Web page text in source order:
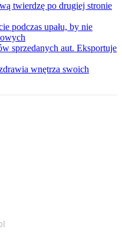
twierdzę po drugiej stronie
podczas upału, by nie
sprzedanych aut. Eksportuje
wnętrza swoich